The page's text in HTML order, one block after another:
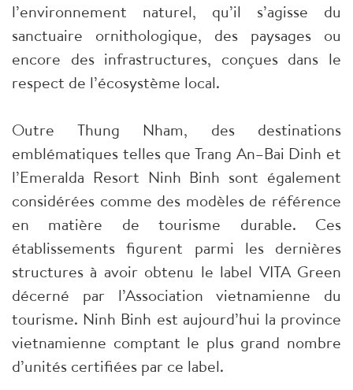
l’environnement naturel, qu’il s’agisse du
sanctuaire ornithologique, des paysages ou
encore des infrastructures, conçues dans le
respect de l’écosystème local.
Outre Thung Nham, des destinations
emblématiques telles que Trang An–Bai Dinh et
l’Emeralda Resort Ninh Binh sont également
considérées comme des modèles de référence
en matière de tourisme durable. Ces
établissements figurent parmi les dernières
structures à avoir obtenu le label VITA Green
décerné par l’Association vietnamienne du
tourisme. Ninh Binh est aujourd’hui la province
vietnamienne comptant le plus grand nombre
d’unités certifiées par ce label.